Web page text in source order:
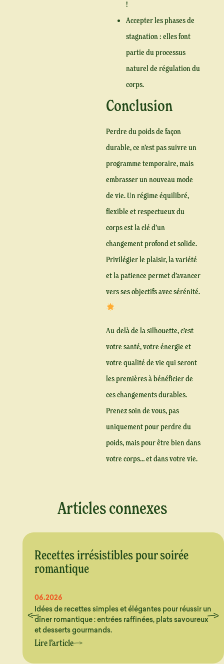
!
Accepter les phases de
stagnation : elles font
partie du processus
naturel de régulation du
corps.
Conclusion
Perdre du poids de façon
durable, ce n’est pas suivre un
programme temporaire, mais
embrasser un nouveau mode
de vie. Un régime équilibré,
flexible et respectueux du
corps est la clé d’un
changement profond et solide.
Privilégier le plaisir, la variété
et la patience permet d’avancer
vers ses objectifs avec sérénité.
Au-delà de la silhouette, c’est
votre santé, votre énergie et
votre qualité de vie qui seront
les premières à bénéficier de
ces changements durables.
Prenez soin de vous, pas
uniquement pour perdre du
poids, mais pour être bien dans
votre corps… et dans votre vie.
Articles connexes
Recettes irrésistibles pour soirée
romantique
06.2026
Idées de recettes simples et élégantes pour réussir un
dîner romantique : entrées raffinées, plats savoureux
et desserts gourmands.
Lire l’article